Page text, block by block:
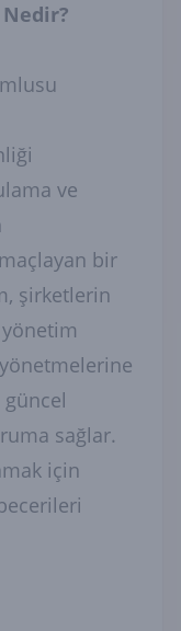
ve
bir
şirketlerin
sağlar.
için